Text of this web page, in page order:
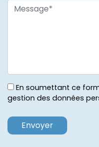
En soumettant ce
gestion des données